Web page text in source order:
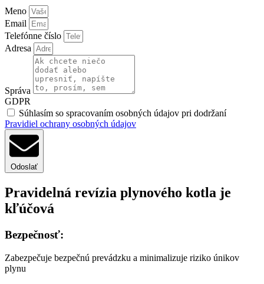
Meno
Email
Telefónne číslo
Adresa
Správa
GDPR
Súhlasím so spracovaním osobných údajov pri dodržaní
Pravidiel ochrany osobných údajov
Odoslať
Pravidelná revízia plynového kotla je
kľúčová
Bezpečnosť:
Zabezpečuje bezpečnú prevádzku a minimalizuje riziko únikov
plynu